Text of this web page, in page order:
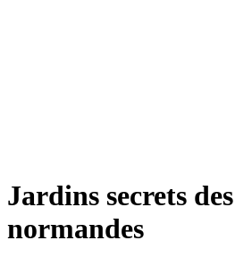
Jardins secrets
normandes